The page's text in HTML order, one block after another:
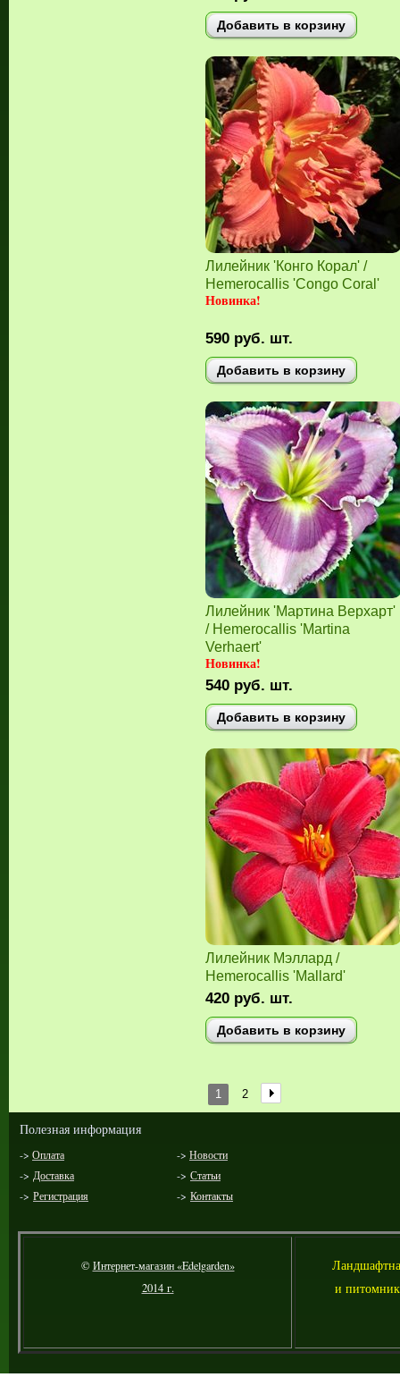
Добавить в корзину
Лилейник 'Конго Корал' /
Hemerocallis 'Congo Coral'
Новинка!
590 руб. шт.
Добавить в корзину
Лилейник 'Мартина Верхарт'
/ Hemerocallis 'Martina
Verhaert'
Новинка!
540 руб. шт.
Добавить в корзину
Лилейник Мэллард /
Hemerocallis 'Mallard'
420 руб. шт.
Добавить в корзину
1 2
Полезная информация
-> Оплата -> Новости
-> Доставка -> Статьи
-> Регистрация -> Контакты
©Интернет-магазин «Edelgarden»
2014 г.
Л
и питомник